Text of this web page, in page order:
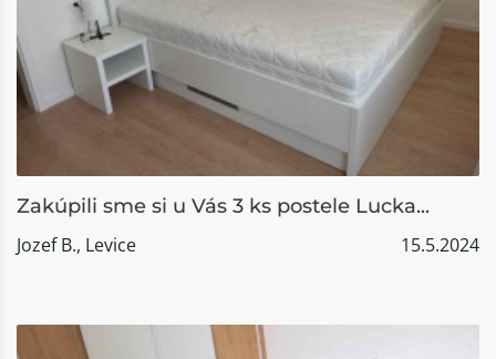
Zakúpili sme si u Vás 3 ks postele Lucka...
Jozef B., Levice
15.5.2024